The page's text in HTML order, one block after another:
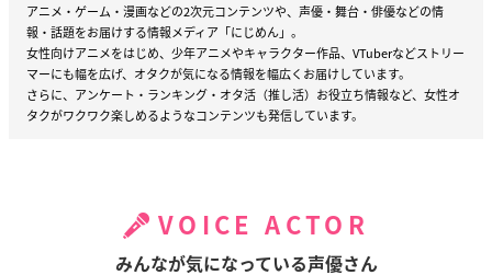
アニメ・ゲーム・漫画などの2次元コンテンツや、声優・舞台・俳優などの情
報・話題をお届けする情報メディア「にじめん」。
女性向けアニメをはじめ、少年アニメやキャラクター作品、VTuberなどストリー
マーにも幅を広げ、オタクが気になる情報を幅広くお届けしています。
さらに、アンケート・ランキング・オタ活（推し活）お役立ち情報など、女性オ
タクがワクワク楽しめるようなコンテンツも発信しています。
VOICE ACTOR
みんなが気になっている声優さん